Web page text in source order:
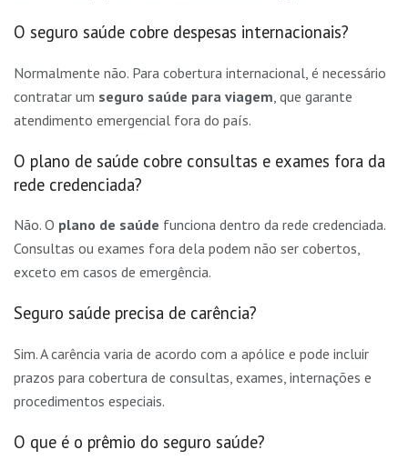
O seguro saúde cobre despesas internacionais?
Normalmente não. Para cobertura internacional, é necessário
contratar um seguro saúde para viagem , que garante
atendimento emergencial fora do país.
O plano de saúde cobre consultas e exames fora da
rede credenciada?
Não. O plano de saúde funciona dentro da rede credenciada.
Consultas ou exames fora dela podem não ser cobertos,
exceto em casos de emergência.
Seguro saúde precisa de carência?
Sim. A carência varia de acordo com a apólice e pode incluir
prazos para cobertura de consultas, exames, internações e
procedimentos especiais.
O que é o prêmio do seguro saúde?